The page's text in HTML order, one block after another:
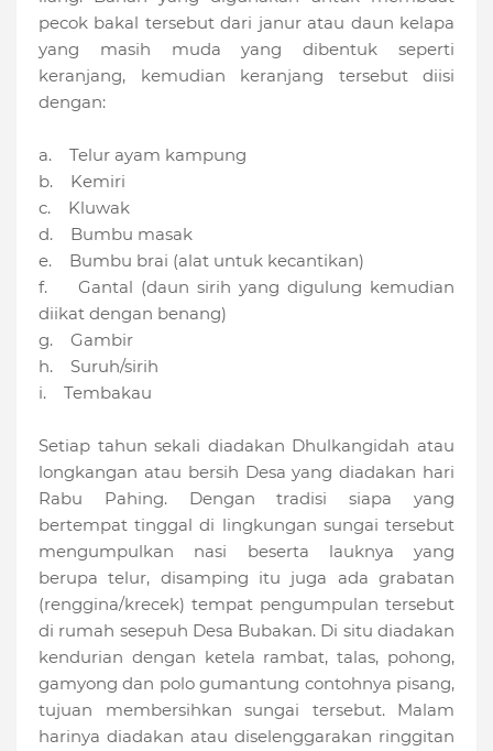
pecok bakal tersebut dari janur atau daun kelapa
yang masih muda yang dibentuk seperti
keranjang, kemudian keranjang tersebut diisi
dengan:
a. Telur ayam kampung
b. Kemiri
c. Kluwak
d. Bumbu masak
e. Bumbu brai (alat untuk kecantikan)
f. Gantal (daun sirih yang digulung kemudian
diikat dengan benang)
g. Gambir
h. Suruh/sirih
i. Tembakau
Setiap tahun sekali diadakan Dhulkangidah atau
longkangan atau bersih Desa yang diadakan hari
Rabu Pahing. Dengan tradisi siapa yang
bertempat tinggal di lingkungan sungai tersebut
mengumpulkan nasi beserta lauknya yang
berupa telur, disamping itu juga ada grabatan
(renggina/krecek) tempat pengumpulan tersebut
di rumah sesepuh Desa Bubakan. Di situ diadakan
kendurian dengan ketela rambat, talas, pohong,
gamyong dan polo gumantung contohnya pisang,
tujuan membersihkan sungai tersebut. Malam
harinya diadakan atau diselenggarakan ringgitan